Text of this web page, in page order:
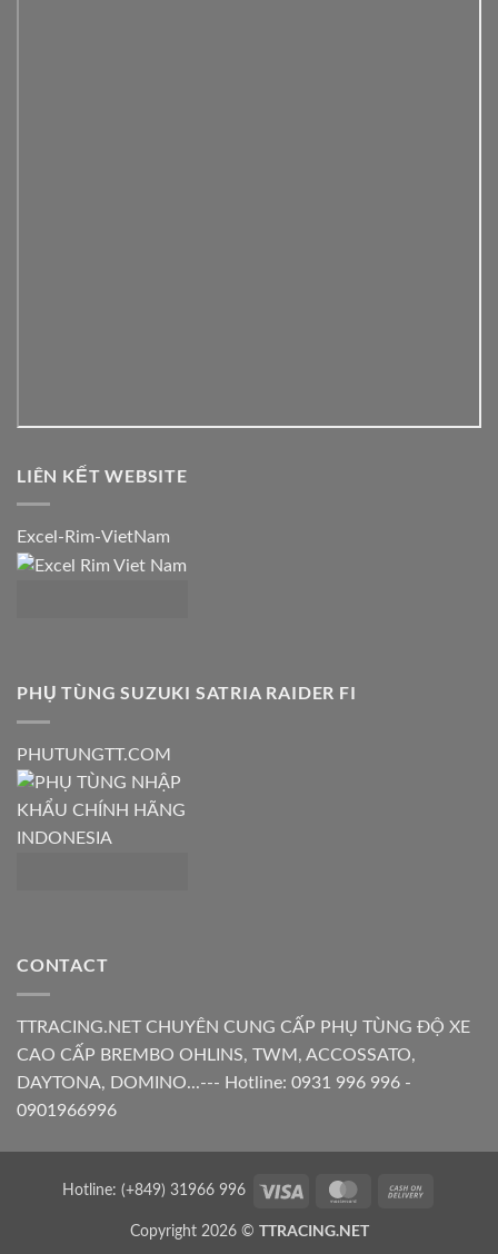
LIÊN KẾT WEBSITE
Excel-Rim-VietNam
PHỤ TÙNG SUZUKI SATRIA RAIDER FI
PHUTUNGTT.COM
CONTACT
TTRACING.NET CHUYÊN CUNG CẤP PHỤ TÙNG ĐỘ XE
CAO CẤP BREMBO OHLINS, TWM, ACCOSSATO,
DAYTONA, DOMINO...--- Hotline: 0931 996 996 -
0901966996
Hotline: (+849) 31966 996 Visa MasterCard
Copyright 2026 © TTRACING.NET